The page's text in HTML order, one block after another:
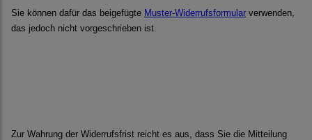
Sie können dafür das beigefügte Muster-Widerrufsformular verwenden,
das jedoch nicht vorgeschrieben ist.
Zur Wahrung der Widerrufsfrist reicht es aus, dass Sie die Mitteilung